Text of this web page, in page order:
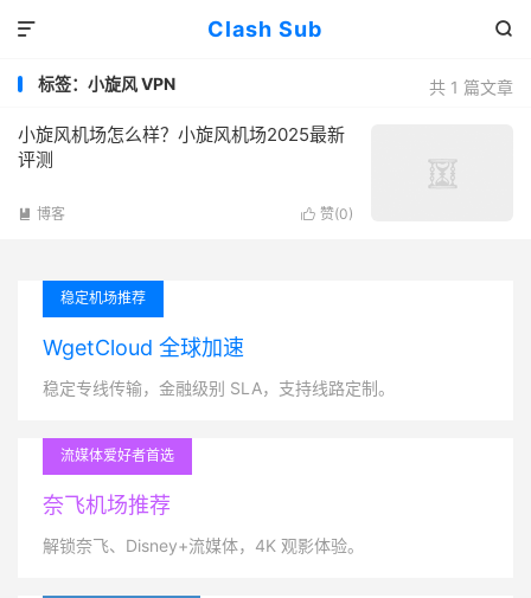
Clash Sub 

共 1 篇文章
标签：小旋风 VPN
小旋风机场怎么样？小旋风机场2025最新
评测
 赞(0)
 博客
稳定机场推荐
WgetCloud 全球加速
稳定专线传输，金融级别 SLA，支持线路定制。
流媒体爱好者首选
奈飞机场推荐
解锁奈飞、Disney+流媒体，4K 观影体验。